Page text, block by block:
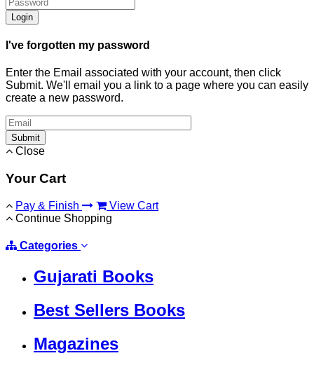
Login
I've forgotten my password
Enter the Email associated with your account, then click
Submit. We'll email you a link to a page where you can easily
create a new password.
Submit
Close
Your Cart
Pay & Finish
View Cart
Continue Shopping
Categories
Gujarati Books
Best Sellers Books
Magazines